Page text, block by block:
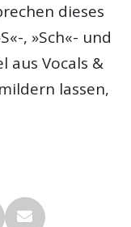
dieses
, »Sch«- und
aus Vocals &
lassen,